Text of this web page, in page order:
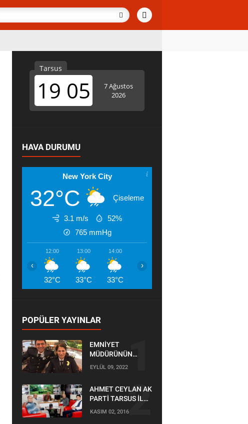
HAVA DURUMU
New York City
32°C Çiseleme
3.1 m/s
52%
765 mmHg
12:00
32°C
13:00
33°C
14:00
33°C
‹ ›
POPÜLER YAYINLAR
EMNİYET
MÜDÜRÜNÜN
OĞLU KAZADA
EYLÜL 09, 2022
AHMET CEYLAN AK
PARTİ TARSUS İLÇE
BAŞKANLIĞI İÇİN
KASIM 02, 2016